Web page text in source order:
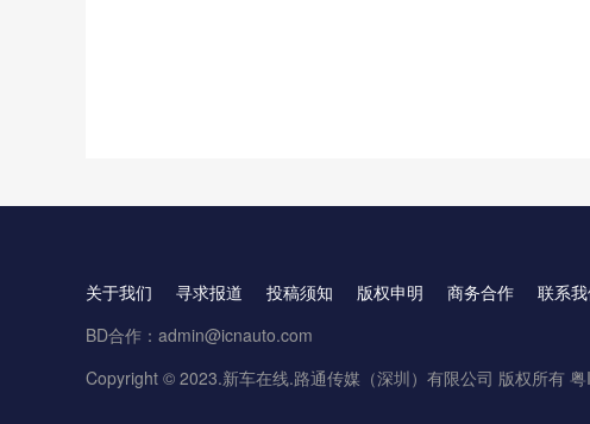
关于我们 寻求报道 投稿须知 版权申明 商务合作
联系
BD合作：admin@icnauto.com
Copyright © 2023.新车在线.路通传媒（深圳）有限公司 版权所有